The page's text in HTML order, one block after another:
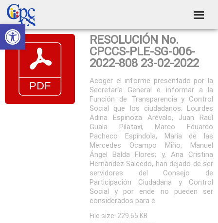
Abrir barra de herramientas
Skip
to
primary
navigation
Skip
to
main
content
Skip
to
primary
sidebar
Skip
to
footer
Consejo
de
Participación
Ciudadana
Construyendo
Poder
RESOLUCIÓN No.
CPCCS-PLE-SG-006-
2022-808 23-02-2022
Acoger el informe presentado por la
Secretaría General e informar a la
Función de Transparencia y Control
Social que los ciudadanos: Lourdes
Adina Espinoza Arévalo, Juan Raúl
Guala Pilataxi, Marco Eduardo
Pacheco Espíndola, María de las
Mercedes Ocampo Miño, Manuel
Ángel Balda Flores; y, Ana Cristina
Hernández Salcedo, han dejado de ser
servidores del Consejo de
Participación Ciudadana y Control
Social y por ende no pueden ser
considerados para c
File size: 229.65 KB